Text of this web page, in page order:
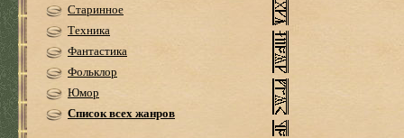
Старинное
Техника
Фантастика
Фольклор
Юмор
Список всех жанров